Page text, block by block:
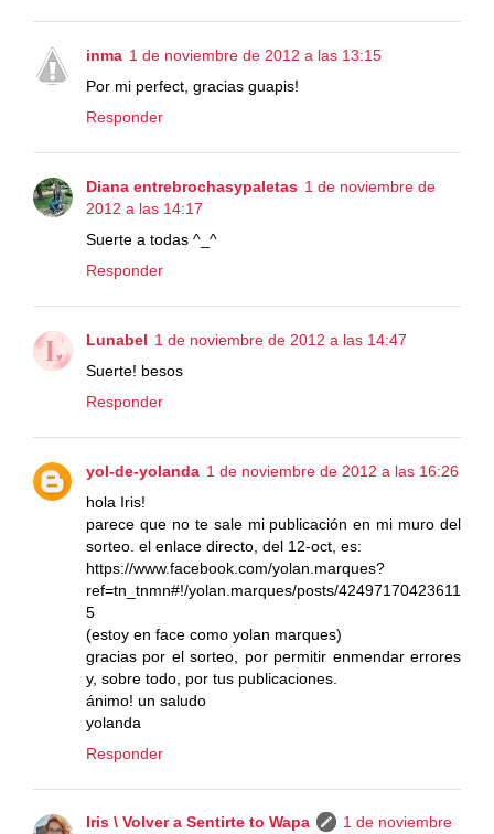
inma 1 de noviembre de 2012 a las 13:15
Por mi perfect, gracias guapis!
Responder
Diana entrebrochasypaletas 1 de noviembre de
2012 a las 14:17
Suerte a todas ^_^
Responder
Lunabel 1 de noviembre de 2012 a las 14:47
Suerte! besos
Responder
yol-de-yolanda 1 de noviembre de 2012 a las 16:26
hola Iris!
parece que no te sale mi publicación en mi muro del
sorteo. el enlace directo, del 12-oct, es:
https://www.facebook.com/yolan.marques?
ref=tn_tnmn#!/yolan.marques/posts/42497170423611
5
(estoy en face como yolan marques)
gracias por el sorteo, por permitir enmendar errores
y, sobre todo, por tus publicaciones.
ánimo! un saludo
yolanda
Responder
Iris \ Volver a Sentirte to Wapa
1 de noviembre